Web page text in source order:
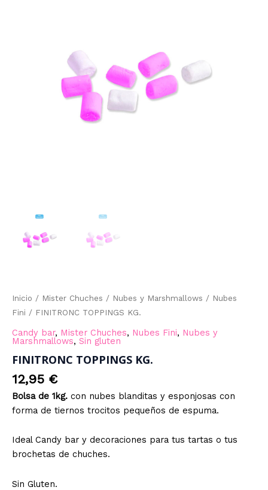
Inicio / Mister Chuches / Nubes y Marshmallows / Nubes
Fini / FINITRONC TOPPINGS KG.
Candy bar, Mister Chuches, Nubes Fini, Nubes y
Marshmallows, Sin gluten
FINITRONC TOPPINGS KG.
12,95 €
Bolsa de 1kg. con nubes blanditas y esponjosas con
forma de tiernos trocitos pequeños de espuma.
Ideal Candy bar y decoraciones para tus tartas o tus
brochetas de chuches.
Sin Gluten.